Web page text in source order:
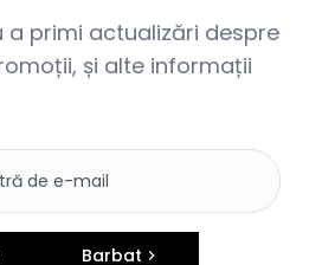
primi actualizări despre
și alte informații
Barbat